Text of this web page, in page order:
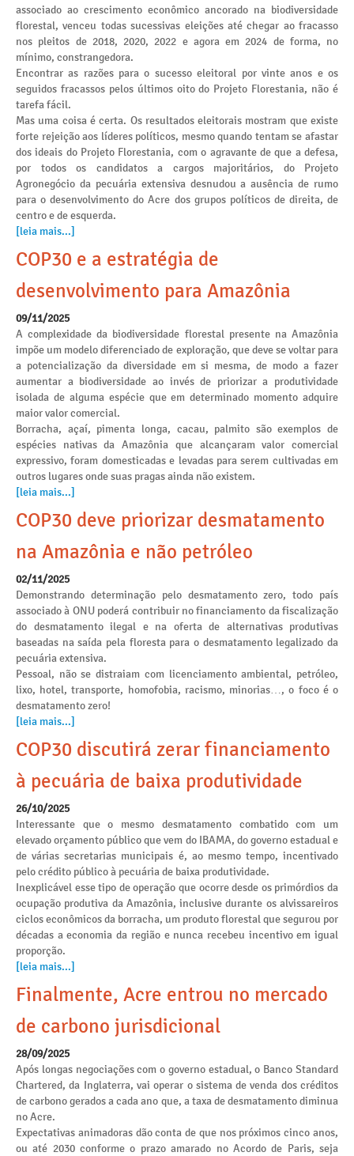
associado ao crescimento econômico ancorado na biodiversidade
florestal, venceu todas sucessivas eleições até chegar ao fracasso
nos pleitos de 2018, 2020, 2022 e agora em 2024 de forma, no
mínimo, constrangedora.
Encontrar as razões para o sucesso eleitoral por vinte anos e os
seguidos fracassos pelos últimos oito do Projeto Florestania, não é
tarefa fácil.
Mas uma coisa é certa. Os resultados eleitorais mostram que existe
forte rejeição aos líderes políticos, mesmo quando tentam se afastar
dos ideais do Projeto Florestania, com o agravante de que a defesa,
por todos os candidatos a cargos majoritários, do Projeto
Agronegócio da pecuária extensiva desnudou a ausência de rumo
para o desenvolvimento do Acre dos grupos políticos de direita, de
centro e de esquerda.
[leia mais...]
COP30 e a estratégia de
desenvolvimento para Amazônia
09/11/2025
A complexidade da biodiversidade florestal presente na Amazônia
impõe um modelo diferenciado de exploração, que deve se voltar para
a potencialização da diversidade em si mesma, de modo a fazer
aumentar a biodiversidade ao invés de priorizar a produtividade
isolada de alguma espécie que em determinado momento adquire
maior valor comercial.
Borracha, açaí, pimenta longa, cacau, palmito são exemplos de
espécies nativas da Amazônia que alcançaram valor comercial
expressivo, foram domesticadas e levadas para serem cultivadas em
outros lugares onde suas pragas ainda não existem.
[leia mais...]
COP30 deve priorizar desmatamento
na Amazônia e não petróleo
02/11/2025
Demonstrando determinação pelo desmatamento zero, todo país
associado à ONU poderá contribuir no financiamento da fiscalização
do desmatamento ilegal e na oferta de alternativas produtivas
baseadas na saída pela floresta para o desmatamento legalizado da
pecuária extensiva.
Pessoal, não se distraiam com licenciamento ambiental, petróleo,
lixo, hotel, transporte, homofobia, racismo, minorias…, o foco é o
desmatamento zero!
[leia mais...]
COP30 discutirá zerar financiamento
à pecuária de baixa produtividade
26/10/2025
Interessante que o mesmo desmatamento combatido com um
elevado orçamento público que vem do IBAMA, do governo estadual e
de várias secretarias municipais é, ao mesmo tempo, incentivado
pelo crédito público à pecuária de baixa produtividade.
Inexplicável esse tipo de operação que ocorre desde os primórdios da
ocupação produtiva da Amazônia, inclusive durante os alvissareiros
ciclos econômicos da borracha, um produto florestal que segurou por
décadas a economia da região e nunca recebeu incentivo em igual
proporção.
[leia mais...]
Finalmente, Acre entrou no mercado
de carbono jurisdicional
28/09/2025
Após longas negociações com o governo estadual, o Banco Standard
Chartered, da Inglaterra, vai operar o sistema de venda dos créditos
de carbono gerados a cada ano que, a taxa de desmatamento diminua
no Acre.
Expectativas animadoras dão conta de que nos próximos cinco anos,
ou até 2030 conforme o prazo amarado no Acordo de Paris, seja